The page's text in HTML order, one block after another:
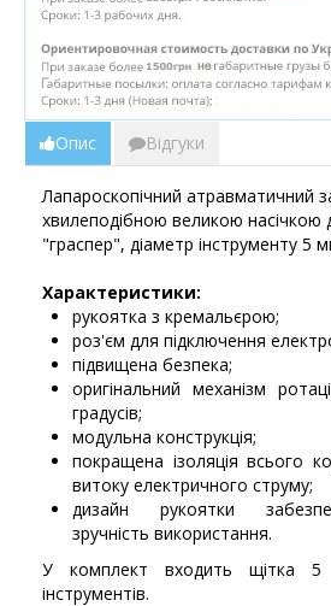
Опис Відгуки
Лапароскопічний атравматичний
хвилеподібною великою насічкою
"граспер", діаметр інструменту
Характеристики:
рукоятка з кремальєрою;
роз'єм для підключення
підвищена безпека;
оригінальний механізм
градусів;
модульна конструкція;
покращена ізоляція всього
витоку електричного струму;
дизайн рукоятки
зручність використання.
У комплект входить щітка
інструментів.